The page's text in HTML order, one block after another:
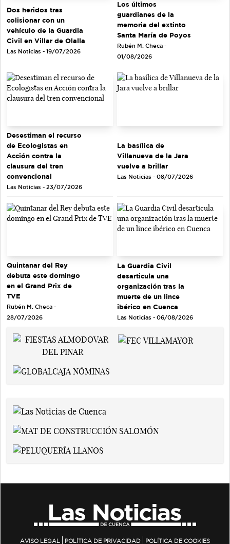
Dos heridos tras
colisionar con un
vehículo de la Guardia
Civil en Villar de Olalla
Las Noticias - 19/07/2026
Los últimos
guardianes de la
memoria del extinto
Santa María de Poyos
Rubén M. Checa -
01/08/2026
Desestiman el recurso
de Ecologistas en
Acción contra la
clausura del tren
convencional
Las Noticias - 23/07/2026
La basílica de
Villanueva de la Jara
vuelve a brillar
Las Noticias - 08/07/2026
Quintanar del Rey
debuta este domingo
en el Grand Prix de
TVE
Rubén M. Checa -
28/07/2026
La Guardia Civil
desarticula una
organización tras la
muerte de un lince
ibérico en Cuenca
Las Noticias - 06/08/2026
AVISO LEGAL POLÍTICA DE PRIVACIDAD POLÍTICA DE COOKIES